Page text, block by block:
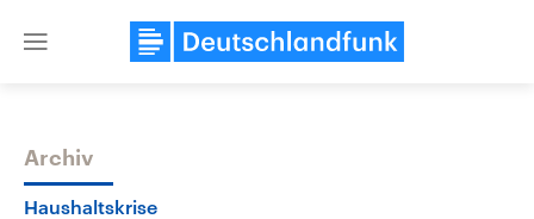
Close
Themen
Archiv
Haushaltskrise